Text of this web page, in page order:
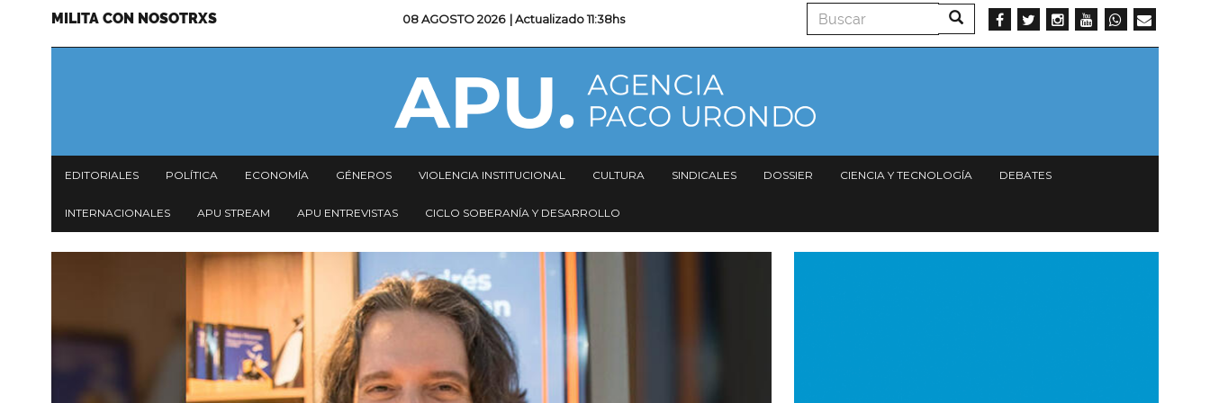
Menu
MILITA CON NOSOTRXS 08 AGOSTO 2026 | Actualizado11:38hs Buscar Buscar
Navegación
principal
EDITORIALES POLÍTICA ECONOMÍA GÉNEROS VIOLENCIA INSTITUCIONAL CULTURA SINDICALES DOSSIER CIENCIA Y TECNOLOGÍA DEBATES
INTERNACIONALES APU STREAM APU ENTREVISTAS CICLO SOBERANÍA Y DESARROLLO